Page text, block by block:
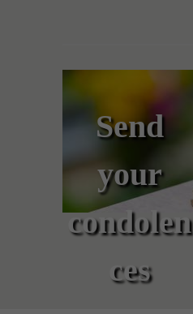
Send
your
condolen
ces